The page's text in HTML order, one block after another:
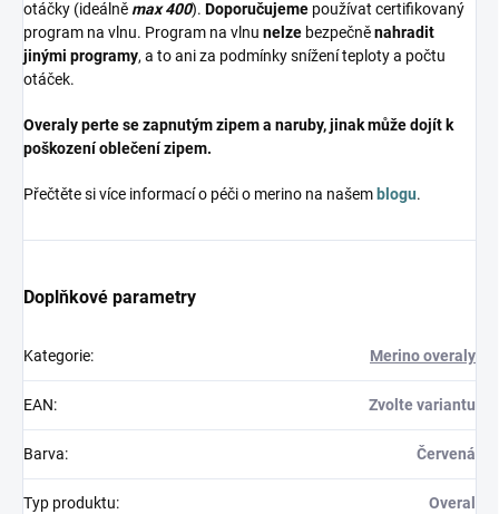
otáčky (ideálněmax 400). Doporučujeme používat certifikovaný
program na vlnu. Program na vlnu nelze bezpečněnahradit
jinými programy, a to ani za podmínky snížení teploty a počtu
otáček.
Overaly perte se zapnutým zipem a naruby, jinak může dojít k
poškození oblečení zipem.
Přečtěte si více informací o péči o merino na našem blogu.
Doplňkové parametry
Kategorie: Merino overaly
EAN: Zvolte variantu
Barva: Červená
Typ produktu: Overal